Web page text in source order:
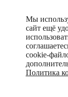
Мы
сайт ещё
cookie-
Политика